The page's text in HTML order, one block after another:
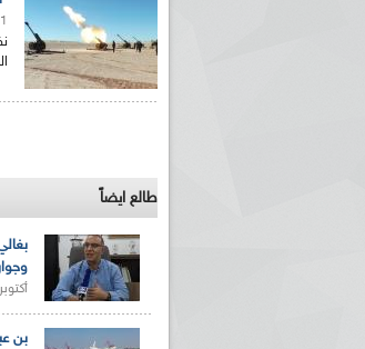
11
طالع ايضاً
أكتوبر 27, 2021 |
بن